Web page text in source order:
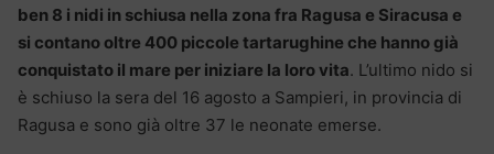
ben 8 i nidi in schiusa nella zona fra Ragusa e Siracusa e
si contano oltre 400 piccole tartarughine che hanno già
conquistato il mare per iniziare la loro vita. L’ultimo nido si
è schiuso la sera del 16 agosto a Sampieri, in provincia di
Ragusa e sono già oltre 37 le neonate emerse.